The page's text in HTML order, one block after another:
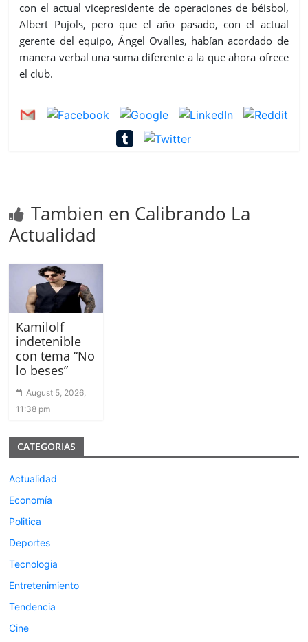
con el actual vicepresidente de operaciones de béisbol,
Albert Pujols, pero que el año pasado, con el actual
gerente del equipo, Ángel Ovalles, habían acordado de
manera verbal una suma diferente a la que ahora ofrece
el club.
Tambien en Calibrando La
Actualidad
Kamilolf
indetenible
con tema “No
lo beses”
August 5, 2026,
11:38 pm
CATEGORIAS
Actualidad
Economía
Politica
Deportes
Tecnologia
Entretenimiento
Tendencia
Cine